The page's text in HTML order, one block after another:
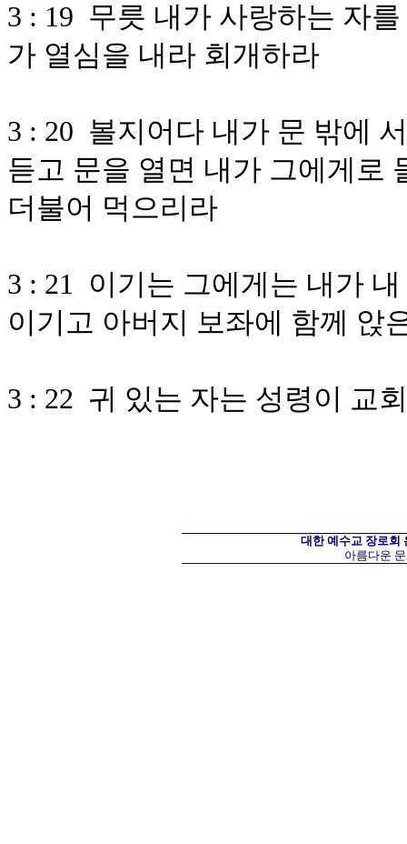
3 : 19 무릇 내가 사랑하는 자
가 열심을 내라 회개하라
3 : 20 볼지어다 내가 문 밖에
듣고 문을 열면 내가 그에게로
더불어 먹으리라
3 : 21 이기는 그에게는 내가
이기고 아버지 보좌에 함께 앉
3 : 22 귀 있는 자는 성령이 교
대한 예수교 장로회
아름다운